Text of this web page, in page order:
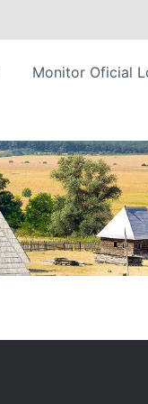
Monitor Oficial